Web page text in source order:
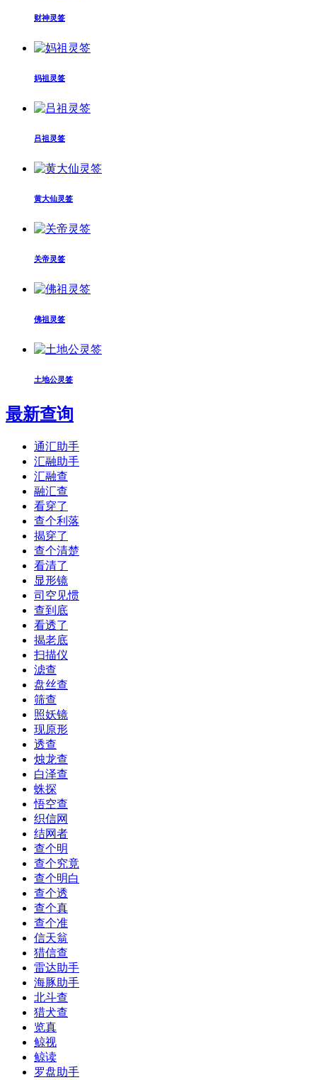
财神灵签
妈祖灵签
吕祖灵签
黄大仙灵签
关帝灵签
佛祖灵签
土地公灵签
最新查询
通汇助手
汇融助手
汇融查
融汇查
看穿了
查个利落
揭穿了
查个清楚
看清了
显形镜
司空见惯
查到底
看透了
揭老底
扫描仪
滤查
盘丝查
筛查
照妖镜
现原形
透查
烛龙查
白泽查
蛛探
悟空查
织信网
结网者
查个明
查个究竟
查个明白
查个透
查个真
查个准
信天翁
猎信查
雷达助手
海豚助手
北斗查
猎犬查
览真
鲸视
鲸读
罗盘助手